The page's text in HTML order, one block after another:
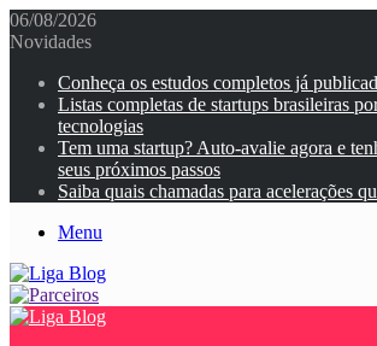
06/08/2026
Novidades
Conheça os estudos completos já
Listas completas de startups brasileiras
tecnologias
Tem uma startup? Auto-avalie agora e
seus próximos passos
Saiba quais chamadas para acelerações
Menu